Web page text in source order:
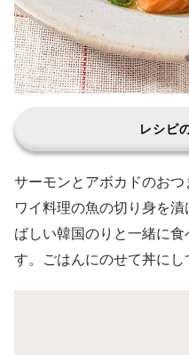
レシピ
サーモンとアボカドのお
ワイ料理の魚の切り身を
ばしい韓国のりと一緒に
す。ごはんにのせて丼にし